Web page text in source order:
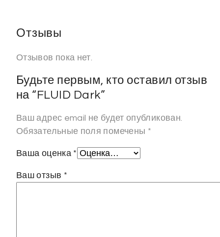
Отзывы
Отзывов пока нет.
Будьте первым, кто оставил отзыв
на “FLUID Dark”
Ваш адрес email не будет опубликован.
Обязательные поля помечены *
Ваша оценка *
Ваш отзыв *